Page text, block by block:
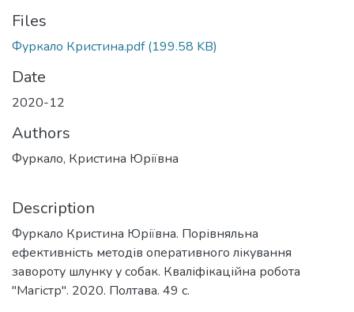
Files
Фуркало Кристина.pdf(199.58 KB)
Date
2020-12
Authors
Фуркало, Кристина Юріївна
Description
Фуркало Кристина Юріївна. Порівняльна
ефективність методів оперативного лікування
завороту шлунку у собак. Кваліфікаційна робота
"Магістр". 2020. Полтава. 49 с.